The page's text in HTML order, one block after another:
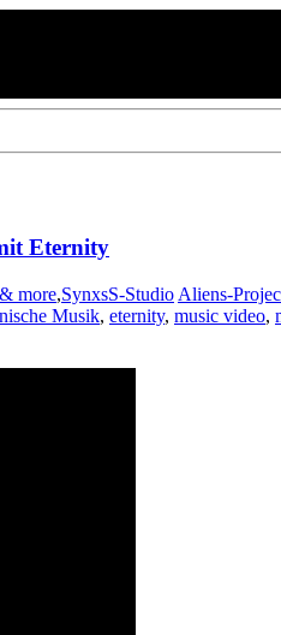
Eternity
more,SynxsS-Studio Aliens-
Musik, eternity, music video,